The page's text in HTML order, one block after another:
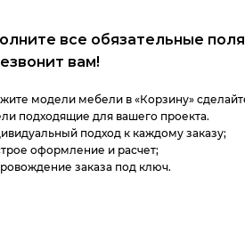
все обязательные
вам!
модели мебели в «Корзину»
подходящие для вашего проекта.
подход к каждому заказу;
оформление и расчет;
заказа под ключ.